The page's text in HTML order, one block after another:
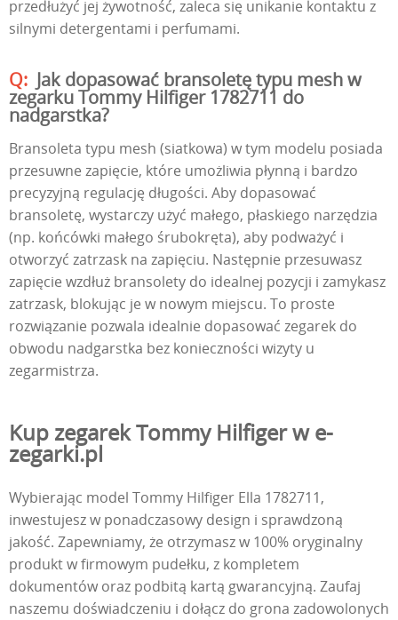
przedłużyć jej żywotność, zaleca się unikanie kontaktu z
silnymi detergentami i perfumami.
Jak dopasować bransoletę typu mesh w
zegarku Tommy Hilfiger 1782711 do
nadgarstka?
Bransoleta typu mesh (siatkowa) w tym modelu posiada
przesuwne zapięcie, które umożliwia płynną i bardzo
precyzyjną regulację długości. Aby dopasować
bransoletę, wystarczy użyć małego, płaskiego narzędzia
(np. końcówki małego śrubokręta), aby podważyć i
otworzyć zatrzask na zapięciu. Następnie przesuwasz
zapięcie wzdłuż bransolety do idealnej pozycji i zamykasz
zatrzask, blokując je w nowym miejscu. To proste
rozwiązanie pozwala idealnie dopasować zegarek do
obwodu nadgarstka bez konieczności wizyty u
zegarmistrza.
Kup zegarek Tommy Hilfiger w e-
zegarki.pl
Wybierając model Tommy Hilfiger Ella 1782711,
inwestujesz w ponadczasowy design i sprawdzoną
jakość. Zapewniamy, że otrzymasz w 100% oryginalny
produkt w firmowym pudełku, z kompletem
dokumentów oraz podbitą kartą gwarancyjną. Zaufaj
naszemu doświadczeniu i dołącz do grona zadowolonych